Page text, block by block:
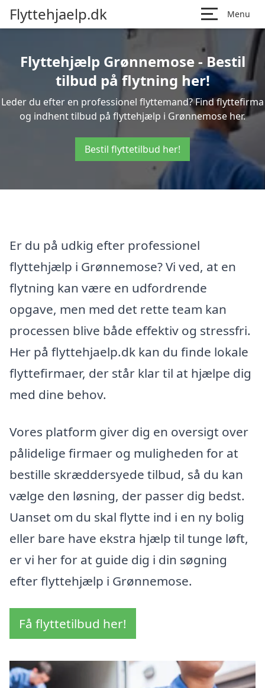
Flyttehjaelp.dk Menu
Flyttehjælp Grønnemose - Bestil
tilbud på flytning her!
Leder du efter en professionel flyttemand? Find flyttefirma
og indhent tilbud på flyttehjælp i Grønnemose her.
Bestil flyttetilbud her!
Er du på udkig efter professionel
flyttehjælp i Grønnemose? Vi ved, at en
flytning kan være en udfordrende
opgave, men med det rette team kan
processen blive både effektiv og stressfri.
Her på flyttehjaelp.dk kan du finde lokale
flyttefirmaer, der står klar til at hjælpe dig
med dine behov.
Vores platform giver dig en oversigt over
pålidelige firmaer og muligheden for at
bestille skræddersyede tilbud, så du kan
vælge den løsning, der passer dig bedst.
Uanset om du skal flytte ind i en ny bolig
eller bare have ekstra hjælp til tunge løft,
er vi her for at guide dig i din søgning
efter flyttehjælp i Grønnemose.
Få flyttetilbud her!